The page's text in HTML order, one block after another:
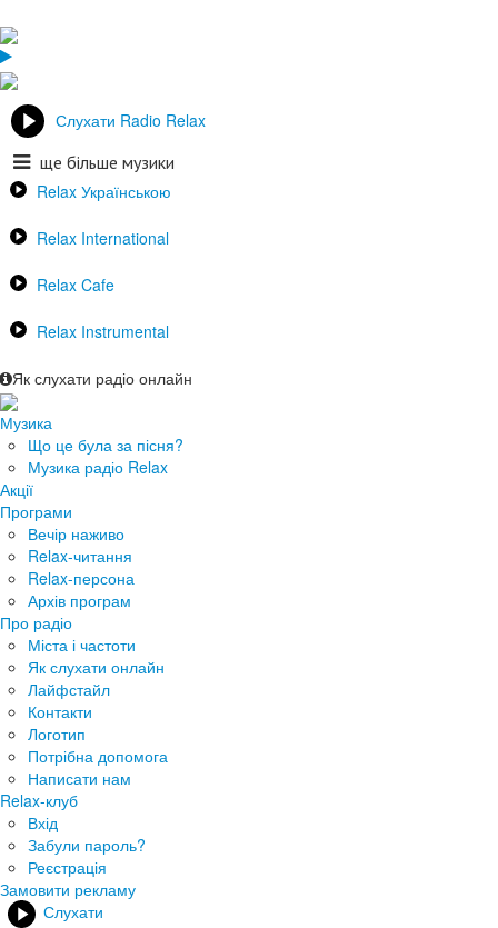
Слухати Radio Relax
ще більше музики
Relax Українською
Relax International
Relax Cafe
Relax Instrumental
Як слухати радіо онлайн
Музика
Що це була за пісня?
Музика радіо Relax
Акції
Програми
Вечір наживо
Relax-читання
Relax-персона
Архів програм
Про радіо
Міста і частоти
Як слухати онлайн
Лайфстайл
Контакти
Логотип
Потрібна допомога
Написати нам
Relax-клуб
Вхід
Забули пароль?
Реєстрація
Замовити рекламу
Слухати